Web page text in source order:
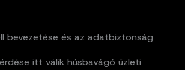
bevezetése és az adatbiztonság
itt válik húsbavágó üzleti